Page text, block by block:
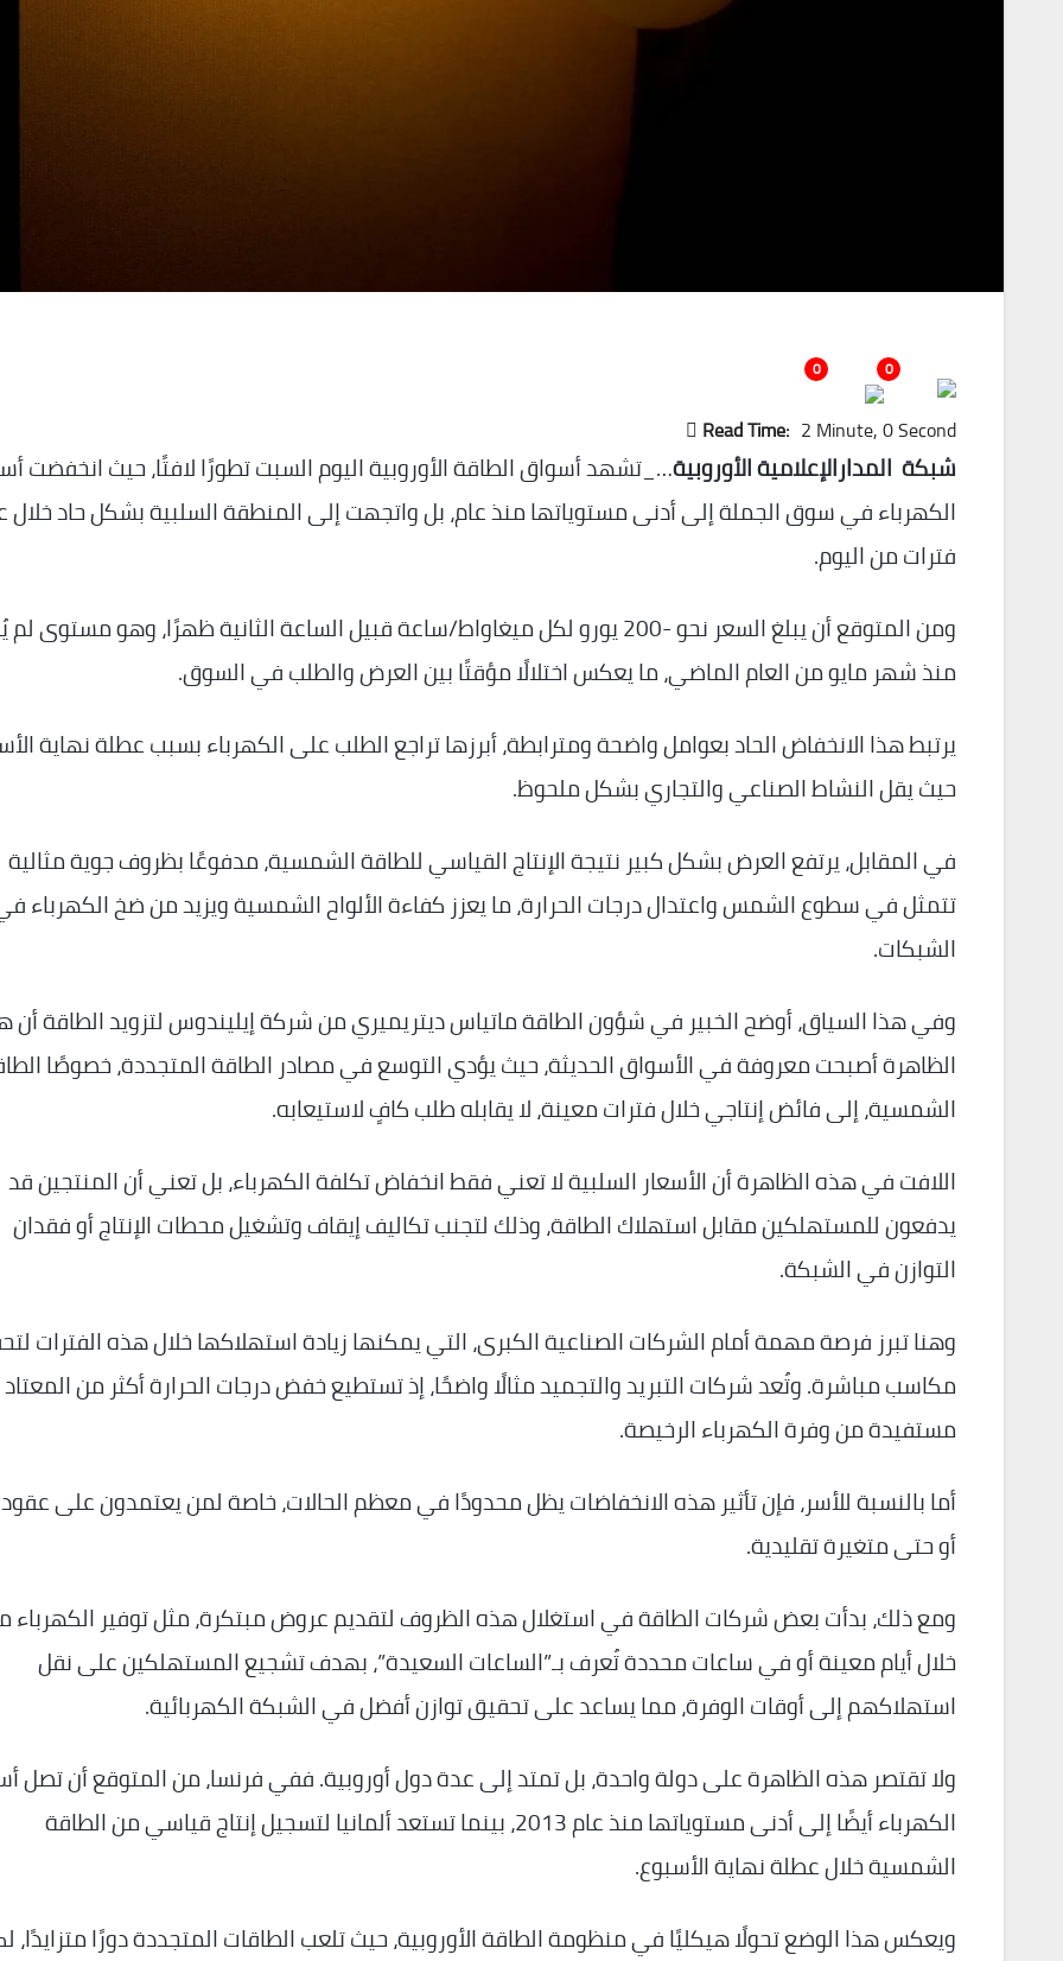
0
0
Read Time: 2 Minute, 0 Second
شبكة المدارالإعلامية الأوروبية…_تشهد أسواق الطاقة الأوروبية اليوم السبت تطورًا لافتًا، حيث انخفضت
الكهرباء في سوق الجملة إلى أدنى مستوياتها منذ عام، بل واتجهت إلى المنطقة السلبية بشكل حاد خلال
فترات من اليوم.
ومن المتوقع أن يبلغ السعر نحو -200 يورو لكل ميغاواط/ساعة قبيل الساعة الثانية ظهرًا، وهو
منذ شهر مايو من العام الماضي، ما يعكس اختلالًا مؤقتًا بين العرض والطلب في السوق.
يرتبط هذا الانخفاض الحاد بعوامل واضحة ومترابطة، أبرزها تراجع الطلب على الكهرباء بسبب عطلة نهاية
حيث يقل النشاط الصناعي والتجاري بشكل ملحوظ.
في المقابل، يرتفع العرض بشكل كبير نتيجة الإنتاج القياسي للطاقة الشمسية، مدفوعًا بظروف جوية مثالية
تتمثل في سطوع الشمس واعتدال درجات الحرارة، ما يعزز كفاءة الألواح الشمسية ويزيد من ضخ الكهرباء
الشبكات.
وفي هذا السياق، أوضح الخبير في شؤون الطاقة ماتياس ديتريميري من شركة إيليندوس لتزويد الطاقة أن
الظاهرة أصبحت معروفة في الأسواق الحديثة، حيث يؤدي التوسع في مصادر الطاقة المتجددة، خصوصًا
الشمسية، إلى فائض إنتاجي خلال فترات معينة، لا يقابله طلب كافٍ لاستيعابه.
اللافت في هذه الظاهرة أن الأسعار السلبية لا تعني فقط انخفاض تكلفة الكهرباء، بل تعني أن المنتجين قد
يدفعون للمستهلكين مقابل استهلاك الطاقة، وذلك لتجنب تكاليف إيقاف وتشغيل محطات الإنتاج أو فقدان
التوازن في الشبكة.
وهنا تبرز فرصة مهمة أمام الشركات الصناعية الكبرى، التي يمكنها زيادة استهلاكها خلال هذه الفترات
مكاسب مباشرة. وتُعد شركات التبريد والتجميد مثالًا واضحًا، إذ تستطيع خفض درجات الحرارة أكثر من المعتاد
مستفيدة من وفرة الكهرباء الرخيصة.
أما بالنسبة للأسر، فإن تأثير هذه الانخفاضات يظل محدودًا في معظم الحالات، خاصة لمن يعتمدون على عقود
أو حتى متغيرة تقليدية.
ومع ذلك، بدأت بعض شركات الطاقة في استغلال هذه الظروف لتقديم عروض مبتكرة، مثل توفير الكهرباء
خلال أيام معينة أو في ساعات محددة تُعرف بـ”الساعات السعيدة”، بهدف تشجيع المستهلكين على نقل
استهلاكهم إلى أوقات الوفرة، مما يساعد على تحقيق توازن أفضل في الشبكة الكهربائية.
ولا تقتصر هذه الظاهرة على دولة واحدة، بل تمتد إلى عدة دول أوروبية. ففي فرنسا، من المتوقع أن تصل
الكهرباء أيضًا إلى أدنى مستوياتها منذ عام 2013، بينما تستعد ألمانيا لتسجيل إنتاج قياسي من الطاقة
الشمسية خلال عطلة نهاية الأسبوع.
ويعكس هذا الوضع تحولًا هيكليًا في منظومة الطاقة الأوروبية، حيث تلعب الطاقات المتجددة دورًا متزايدًا،